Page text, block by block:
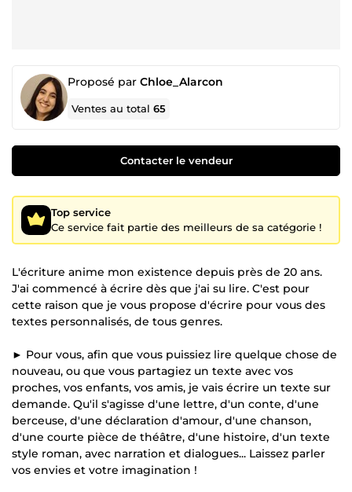
Proposé par Chloe_Alarcon
Ventes au total65
Contacter le vendeur
Top service
Ce service fait partie des meilleurs de sa catégorie !
L'écriture anime mon existence depuis près de 20 ans.
J'ai commencé à écrire dès que j'ai su lire. C'est pour
cette raison que je vous propose d'écrire pour vous des
textes personnalisés, de tous genres.
► Pour vous, afin que vous puissiez lire quelque chose de
nouveau, ou que vous partagiez un texte avec vos
proches, vos enfants, vos amis, je vais écrire un texte sur
demande. Qu'il s'agisse d'une lettre, d'un conte, d'une
berceuse, d'une déclaration d'amour, d'une chanson,
d'une courte pièce de théâtre, d'une histoire, d'un texte
style roman, avec narration et dialogues... Laissez parler
vos envies et votre imagination !